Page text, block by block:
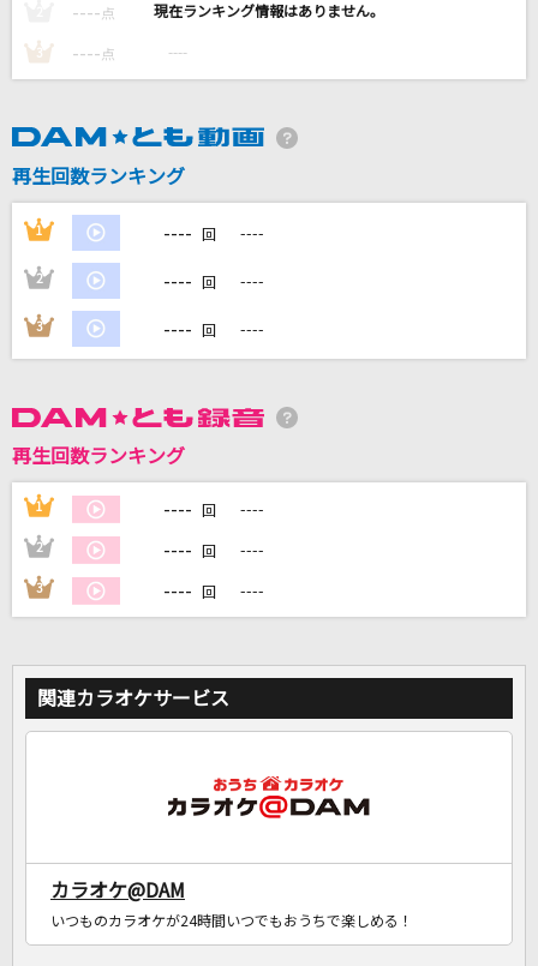
GO!GO!7188
夏の影
シャルル
バルーン
DAMの新曲・ランキングなど
DAMに会員登録・ログインして
カラオケをもっと楽しもう！
---- 点 ----
3 ---- 点 ----
再生回数ランキング
1 ---- 回 ----
2 ---- 回 ----
3 ---- 回 ----
再生回数ランキング
1 ---- 回 ----
2 ---- 回 ----
3 ---- 回 ----
関連カラオケサービス
カラオケ@DAM
いつものカラオケが24時間いつでもおうちで楽しめる！